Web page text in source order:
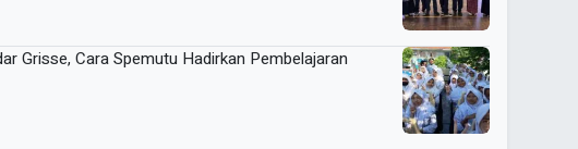
Grisse, Cara Spemutu Hadirkan Pembelajaran